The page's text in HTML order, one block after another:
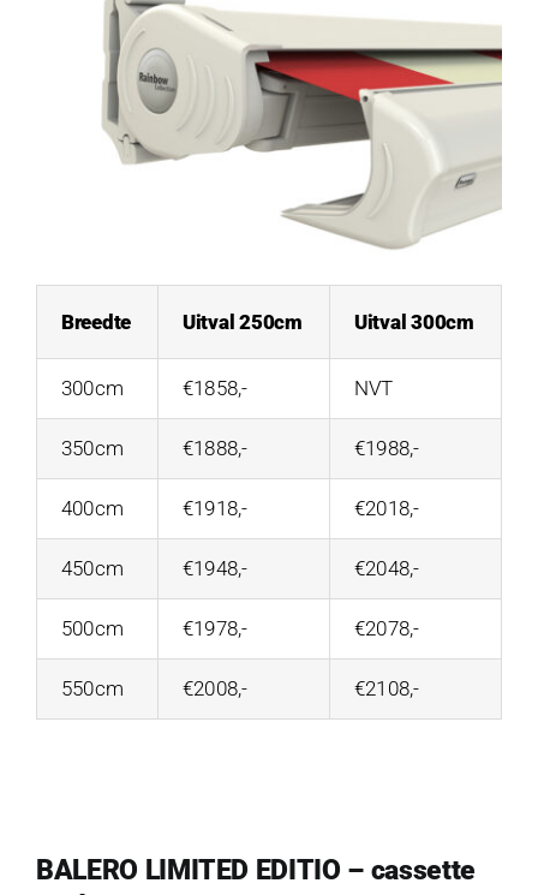
Breedte Uitval 250cm Uitval 300cm
300cm €1858,- NVT
350cm €1888,- €1988,-
400cm €1918,- €2018,-
450cm €1948,- €2048,-
500cm €1978,- €2078,-
550cm €2008,- €2108,-
BALERO LIMITED EDITIO – cassette